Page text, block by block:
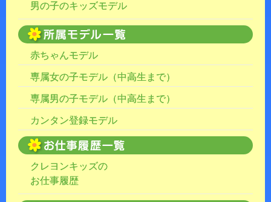
男の子のキッズモデル
赤ちゃんモデル
専属女の子モデル（中高生まで）
専属男の子モデル（中高生まで）
カンタン登録モデル
クレヨンキッズの
お仕事履歴